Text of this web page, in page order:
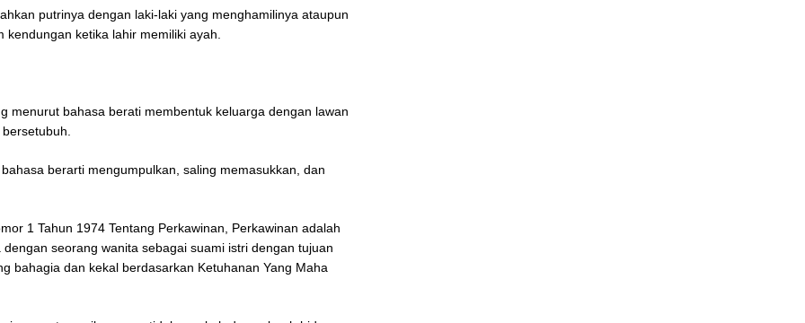
putrinya dengan laki-laki yang menghamilinya ataupun
ketika lahir memiliki ayah.
menurut bahasa berati membentuk keluarga dengan lawan
berarti mengumpulkan, saling memasukkan, dan
1 Tahun 1974 Tentang Perkawinan, Perkawinan adalah
seorang wanita sebagai suami istri dengan tujuan
bahagia dan kekal berdasarkan Ketuhanan Yang Maha